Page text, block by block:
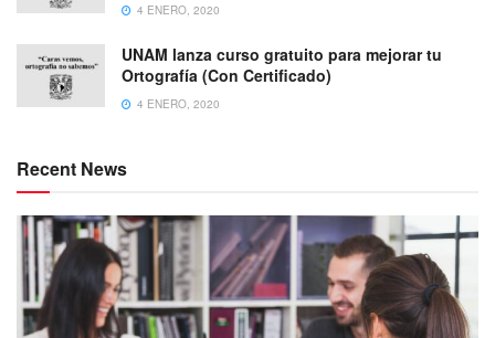
4 ENERO, 2020
UNAM lanza curso gratuito para mejorar tu
Ortografía (Con Certificado)
4 ENERO, 2020
Recent News